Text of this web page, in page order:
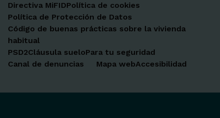
Directiva MiFIDPolítica de cookies
Política de Protección de Datos
Código de buenas prácticas sobre la vivienda
habitual
PSD2Cláusula sueloPara tu seguridad
Canal de denuncias
Mapa webAccesibilidad